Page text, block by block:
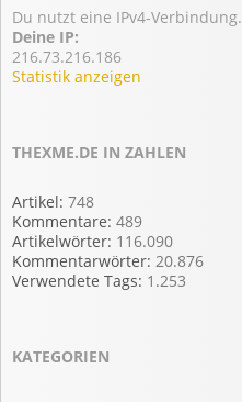
Du nutzt eine IPv4-Verbindung.
Deine IP:
216.73.216.186
Statistik anzeigen
THEXME.DE IN ZAHLEN
Artikel: 748
Kommentare: 489
Artikelwörter: 116.090
Kommentarwörter: 20.876
Verwendete Tags: 1.253
KATEGORIEN